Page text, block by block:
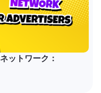
ットワーク：